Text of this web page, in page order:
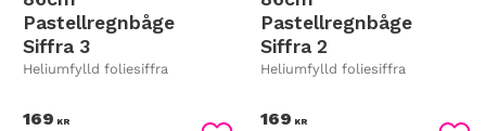
Pastellregnbåge
Siffra 3
Heliumfylld foliesiffra
169 KR
Pastellregnbåge
Siffra 2
Heliumfylld foliesiffra
169 KR